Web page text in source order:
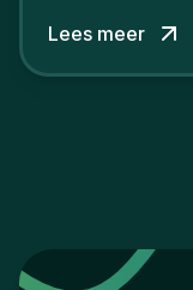
Lees meer